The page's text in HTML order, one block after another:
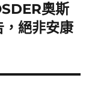
奧斯
絕非安康